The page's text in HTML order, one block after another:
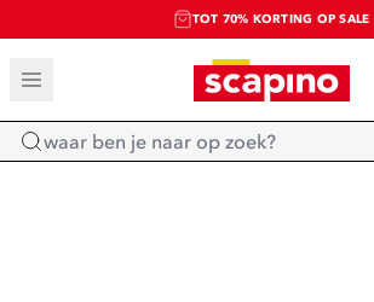
TOT 70% KORTING OP SALE
SALE: LAATSTE KANS!
SHOP NIEUW
Home